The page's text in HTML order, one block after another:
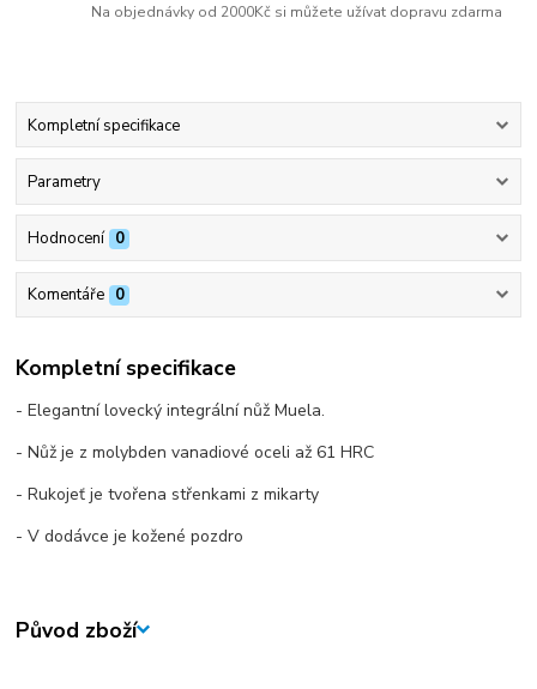
Na objednávky od 2000Kč si můžete užívat dopravu zdarma
Kompletní specifikace
Parametry
Hodnocení 0
Komentáře 0
Kompletní specifikace
- Elegantní lovecký integrální nůž Muela.
- Nůž je z molybden vanadiové oceli až 61 HRC
- Rukojeť je tvořena střenkami z mikarty
- V dodávce je kožené pozdro
Původ zboží